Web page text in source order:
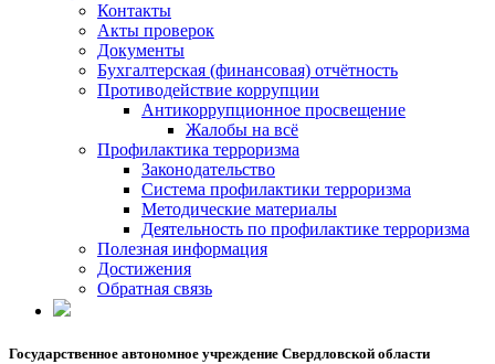
Контакты
Акты проверок
Документы
Бухгалтерская (финансовая) отчётность
Противодействие коррупции
Антикоррупционное просвещение
Жалобы на всё
Профилактика терроризма
Законодательство
Система профилактики терроризма
Методические материалы
Деятельность по профилактике терроризма
Полезная информация
Достижения
Обратная связь
Государственное автономное учреждение Свердловской области